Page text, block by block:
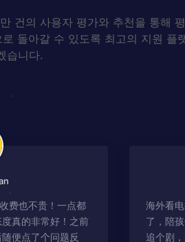
건의 사용자 평가와 추천을 통해
돌아갈 수 있도록 최고의 지원 플
습니다.
费也不贵！一点都
真的非常好！之前
便点了个问题反
海外看
了，陪
追个剧